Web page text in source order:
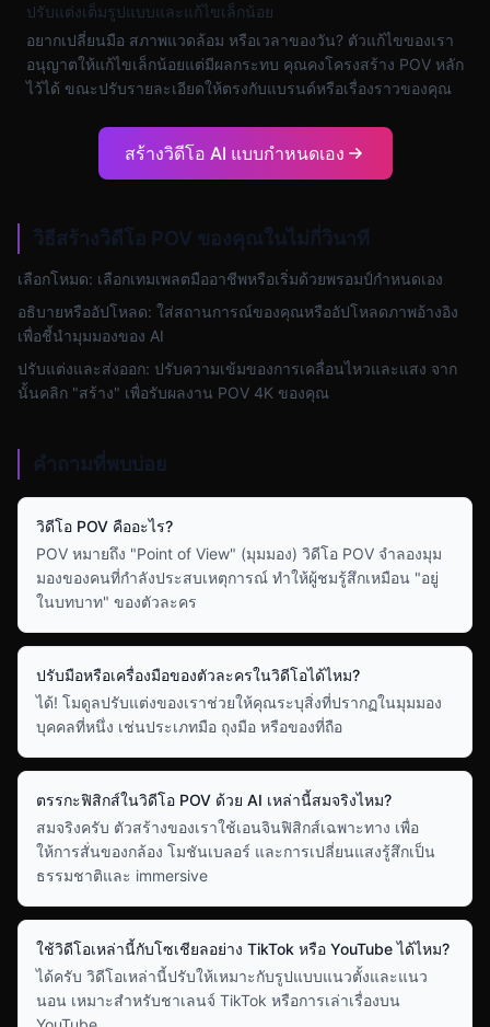
ปรับแต่งเต็มรูปแบบและแก้ไขเล็กน้อย
อยากเปลี่ยนมือ สภาพแวดล้อม หรือเวลาของวัน? ตัวแก้ไขของเรา
อนุญาตให้แก้ไขเล็กน้อยแต่มีผลกระทบ คุณคงโครงสร้าง POV หลัก
ไว้ได้ ขณะปรับรายละเอียดให้ตรงกับแบรนด์หรือเรื่องราวของคุณ
สร้างวิดีโอ AI แบบกำหนดเอง
วิธีสร้างวิดีโอ POV ของคุณในไม่กี่วินาที
เลือกโหมด: เลือกเทมเพลตมืออาชีพหรือเริ่มด้วยพรอมป์กำหนดเอง
อธิบายหรืออัปโหลด: ใส่สถานการณ์ของคุณหรืออัปโหลดภาพอ้างอิง
เพื่อชี้นำมุมมองของ AI
ปรับแต่งและส่งออก: ปรับความเข้มของการเคลื่อนไหวและแสง จาก
นั้นคลิก "สร้าง" เพื่อรับผลงาน POV 4K ของคุณ
คำถามที่พบบ่อย
วิดีโอ POV คืออะไร?
POV หมายถึง "Point of View" (มุมมอง) วิดีโอ POV จำลองมุม
มองของคนที่กำลังประสบเหตุการณ์ ทำให้ผู้ชมรู้สึกเหมือน "อยู่
ในบทบาท" ของตัวละคร
ปรับมือหรือเครื่องมือของตัวละครในวิดีโอได้ไหม?
ได้! โมดูลปรับแต่งของเราช่วยให้คุณระบุสิ่งที่ปรากฏในมุมมอง
บุคคลที่หนึ่ง เช่นประเภทมือ ถุงมือ หรือของที่ถือ
ตรรกะฟิสิกส์ในวิดีโอ POV ด้วย AI เหล่านี้สมจริงไหม?
สมจริงครับ ตัวสร้างของเราใช้เอนจินฟิสิกส์เฉพาะทาง เพื่อ
ให้การสั่นของกล้อง โมชันเบลอร์ และการเปลี่ยนแสงรู้สึกเป็น
ธรรมชาติและ immersive
ใช้วิดีโอเหล่านี้กับโซเชียลอย่าง TikTok หรือ YouTube ได้ไหม?
ได้ครับ วิดีโอเหล่านี้ปรับให้เหมาะกับรูปแบบแนวตั้งและแนว
นอน เหมาะสำหรับชาเลนจ์ TikTok หรือการเล่าเรื่องบน